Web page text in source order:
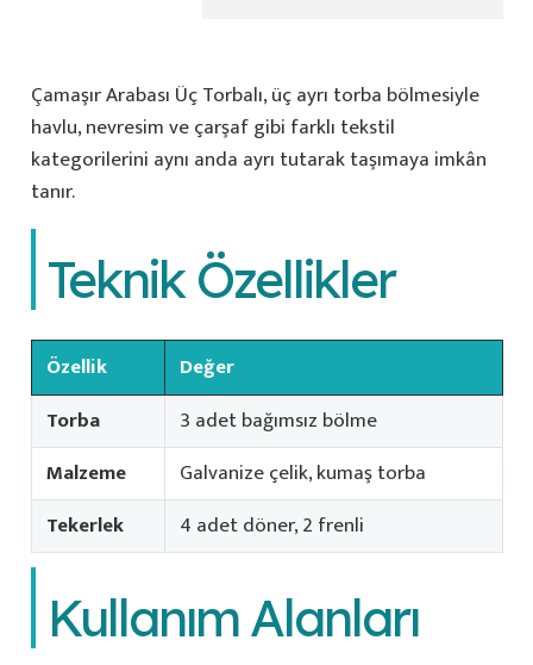
Çamaşır Arabası Üç Torbalı, üç ayrı torba bölmesiyle
havlu, nevresim ve çarşaf gibi farklı tekstil
kategorilerini aynı anda ayrı tutarak taşımaya imkân
tanır.
Teknik Özellikler
Özellik
Değer
Torba
3 adet bağımsız bölme
Malzeme
Galvanize çelik, kumaş torba
Tekerlek
4 adet döner, 2 frenli
Kullanım Alanları